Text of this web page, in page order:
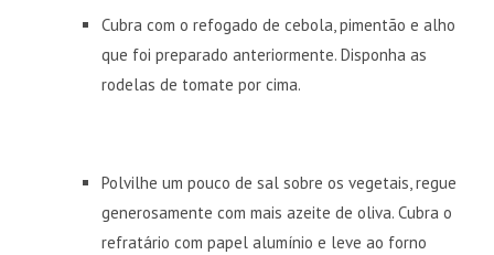
Cubra com o refogado de cebola, pimentão e alho
que foi preparado anteriormente. Disponha as
rodelas de tomate por cima.
Polvilhe um pouco de sal sobre os vegetais, regue
generosamente com mais azeite de oliva. Cubra o
refratário com papel alumínio e leve ao forno